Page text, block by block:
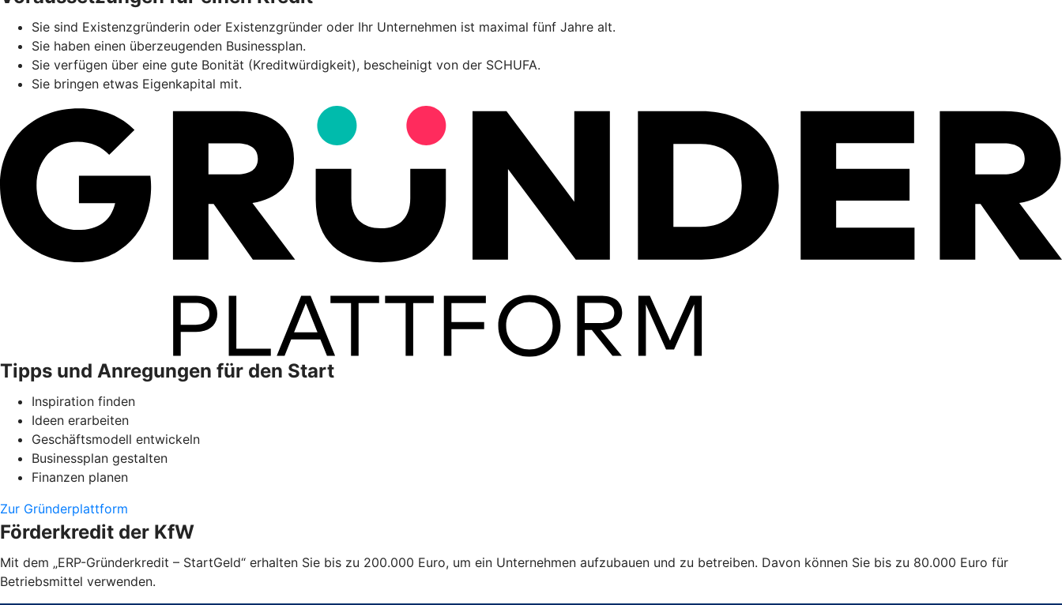
Sie sind Existenzgründerin oder Existenzgründer oder Ihr Unternehmen ist maximal fünf Jahre alt.
Sie haben einen überzeugenden Businessplan.
Sie verfügen über eine gute Bonität (Kreditwürdigkeit), bescheinigt von der SCHUFA.
Sie bringen etwas Eigenkapital mit.
Tipps und Anregungen für den Start
Inspiration finden
Ideen erarbeiten
Geschäftsmodell entwickeln
Businessplan gestalten
Finanzen planen
Zur Gründerplattform
Förderkredit der KfW
Mit dem „ERP-Gründerkredit – StartGeld“ erhalten Sie bis zu 200.000 Euro, um ein Unternehmen aufzubauen und zu betreiben. Davon können Sie bis zu 80.000 Euro für
Betriebsmittel verwenden.